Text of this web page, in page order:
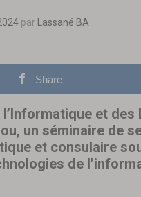
par Lassané BA
Share
et
un séminaire de
et consulaire
de